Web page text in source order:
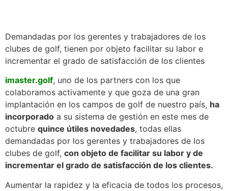
Demandadas por los gerentes y trabajadores de los
clubes de golf, tienen por objeto facilitar su labor e
incrementar el grado de satisfacción de los clientes
imaster.golf, uno de los partners con los que
colaboramos activamente y que goza de una gran
implantación en los campos de golf de nuestro país, ha
incorporado a su sistema de gestión en este mes de
octubre quince útiles novedades, todas ellas
demandadas por los gerentes y trabajadores de los
clubes de golf, con objeto de facilitar su labor y de
incrementar el grado de satisfacción de los clientes.
Aumentar la rapidez y la eficacia de todos los procesos,